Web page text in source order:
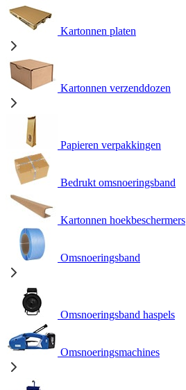
Kartonnen platen
Kartonnen verzenddozen
Papieren verpakkingen
Bedrukt omsnoeringsband
Kartonnen hoekbeschermers
Omsnoeringsband
Omsnoeringsband haspels
Omsnoeringsmachines